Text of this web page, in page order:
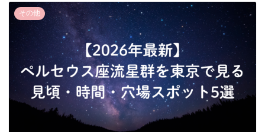
その他